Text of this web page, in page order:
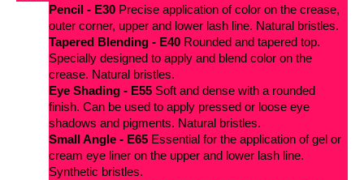
Pencil - E30 Precise application of color on the crease,
outer corner, upper and lower lash line. Natural bristles.
Tapered Blending - E40 Rounded and tapered top.
Specially designed to apply and blend color on the
crease. Natural bristles.
Eye Shading - E55 Soft and dense with a rounded
finish. Can be used to apply pressed or loose eye
shadows and pigments. Natural bristles.
Small Angle - E65 Essential for the application of gel or
cream eye liner on the upper and lower lash line.
Synthetic bristles.